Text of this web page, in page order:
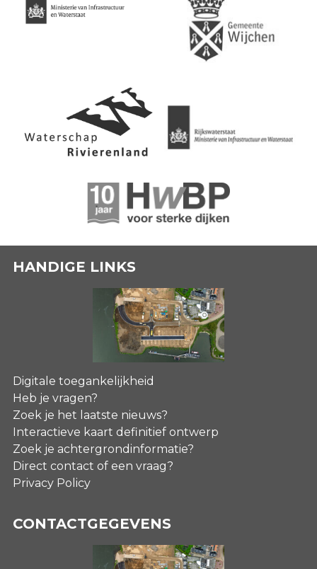
HANDIGE LINKS
Digitale toegankelijkheid
Heb je vragen?
Zoek je het laatste nieuws?
Interactieve kaart definitief ontwerp
Zoek je achtergrondinformatie?
Direct contact of een vraag?
Privacy Policy
CONTACTGEGEVENS